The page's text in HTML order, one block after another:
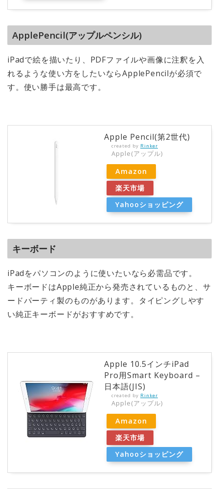
ApplePencil(アップルペンシル)
iPadで絵を描いたり、PDFファイルや画像に注釈を入
れるような使い方をしたいならApplePencilが必須で
す。使い勝手は最高です。
Apple Pencil(第2世代)
created by Rinker
Apple(アップル)
Amazon
楽天市場
Yahooショッピング
キーボード
iPadをパソコンのように使いたいなら必需品です。
キーボードはApple純正から発売されているものと、サ
ードパーティ製のものがあります。タイピングしやす
い純正キーボードがおすすめです。
Apple 10.5インチiPad
Pro用Smart Keyboard –
日本語(JIS)
created by Rinker
Apple(アップル)
Amazon
楽天市場
Yahooショッピング